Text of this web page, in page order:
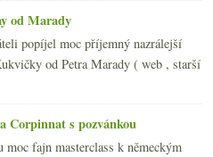
od Marady
popíjel moc příjemný nazrálejší
od Petra Marady ( web , starší
Corpinnat s pozvánkou
moc fajn masterclass k německým